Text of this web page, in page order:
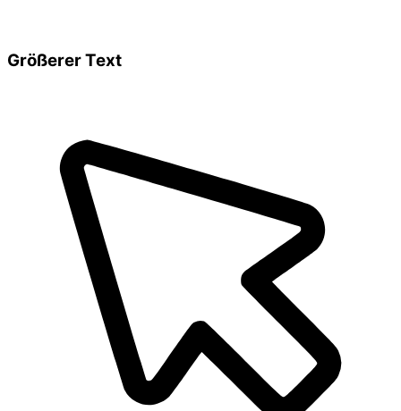
Größerer Text